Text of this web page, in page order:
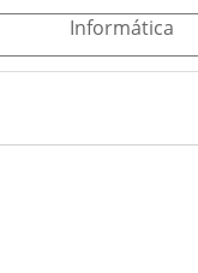
Informática